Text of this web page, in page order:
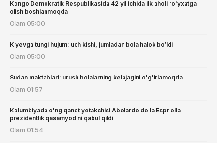
Kongo Demokratik Respublikasida 42 yil ichida ilk aholi ro'yxatga
olish boshlanmoqda
Olam 05:00
Kiyevga tungi hujum: uch kishi, jumladan bola halok bo‘ldi
Olam 05:00
Sudan maktablari: urush bolalarning kelajagini o'g'irlamoqda
Olam 01:57
Kolumbiyada o'ng qanot yetakchisi Abelardo de la Espriella
prezidentlik qasamyodini qabul qildi
Olam 01:54